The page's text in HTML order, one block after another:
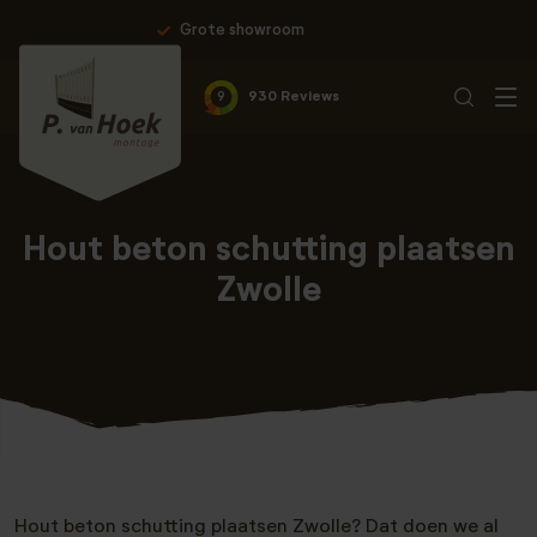
9 930 Reviews
Hout beton schutting plaatsen
Zwolle
Hout beton schutting plaatsen Zwolle? Dat doen we al